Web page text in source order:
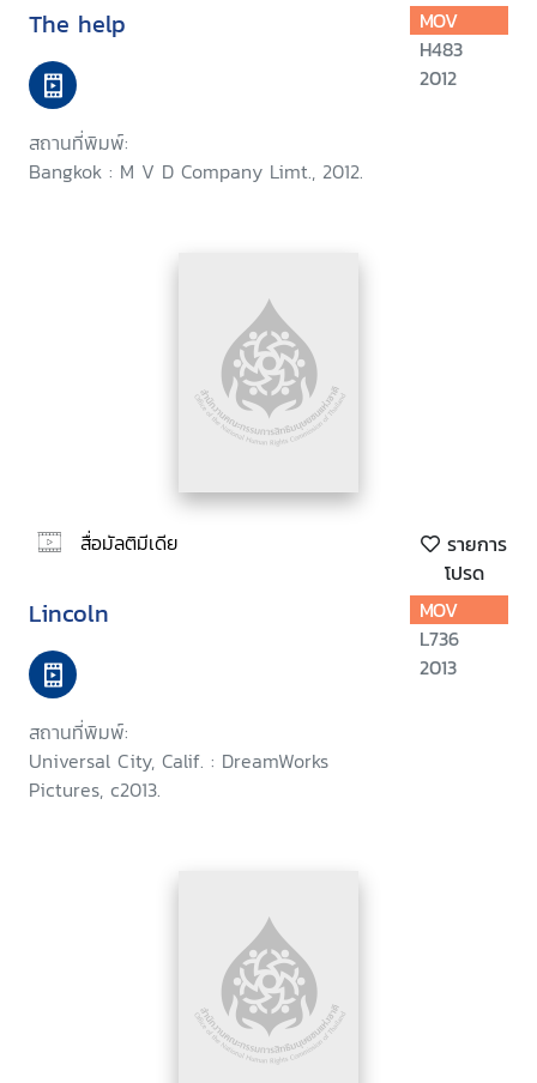
The help
สถานที่พิมพ์:
Bangkok : M V D Company Limt., 2012.
MOV
H483
2012
สื่อมัลติมีเดีย
รายการ
โปรด
Lincoln
สถานที่พิมพ์:
Universal City, Calif. : DreamWorks
Pictures, c2013.
MOV
L736
2013